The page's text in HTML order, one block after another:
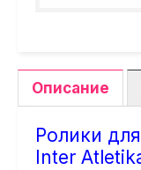
Описание
Ролики
Inter